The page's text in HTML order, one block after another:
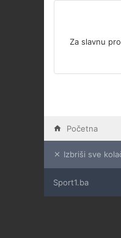
Za slavnu
Početna
Izbriši sve
Sport1.ba